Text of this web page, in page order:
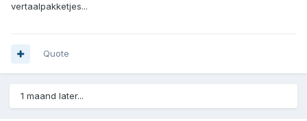
vertaalpakketjes...
Quote
1 maand later...